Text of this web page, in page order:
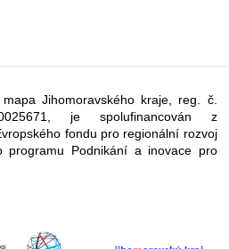
Jihomoravského kraje, reg. č.
0025671, je spolufinancován z
fondu pro regionální rozvoj
programu Podnikání a inovace pro